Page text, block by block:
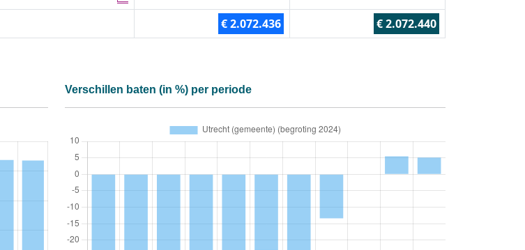
€ 2.072.436
€ 2.072.440
Verschillen baten (in %) per periode